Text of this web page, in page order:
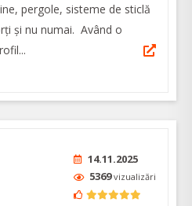
pergole, sisteme de sticlă
și nu numai. Având o
14.11.2025
5369vizualizări